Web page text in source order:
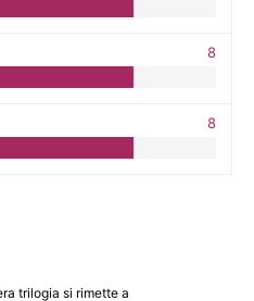
8
8
trilogia si rimette a